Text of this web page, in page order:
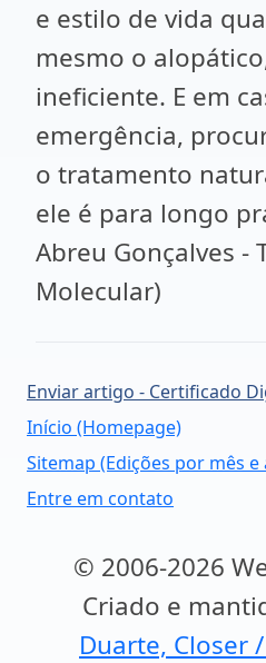
e estilo de vida
mesmo o
ineficiente. E em
emergência,
o tratamento
ele é para longo
Abreu Gonçalves -
Molecular)
Enviar artigo - Certificado
Início (Homepage)
Sitemap (Edições por mês e
Entre em contato
© 2006-2026
Criado e
Duarte, Closer